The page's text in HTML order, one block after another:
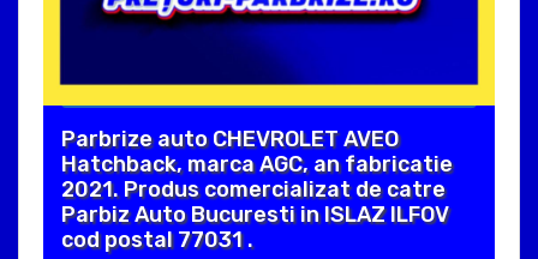
Parbrize auto CHEVROLET AVEO
Hatchback, marca AGC, an fabricatie
2021. Produs comercializat de catre
Parbiz Auto Bucuresti in ISLAZ ILFOV
cod postal 77031 .